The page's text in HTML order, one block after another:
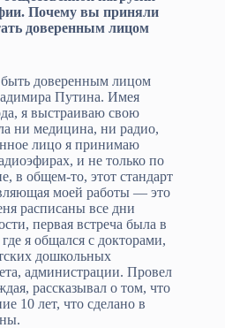
Почему вы приняли
доверенным лицом
доверенным лицом
Путина. Имея
я выстраиваю свою
ни медицина, ни радио,
лицо я принимаю
и не только по
в общем-то, этот стандарт
моей работы — это
расписаны все дни
первая встреча была в
я общался с докторами,
дошкольных
администрации. Провел
рассказывал о том, что
10 лет, что сделано в